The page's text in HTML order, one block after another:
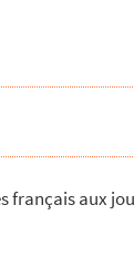
français aux